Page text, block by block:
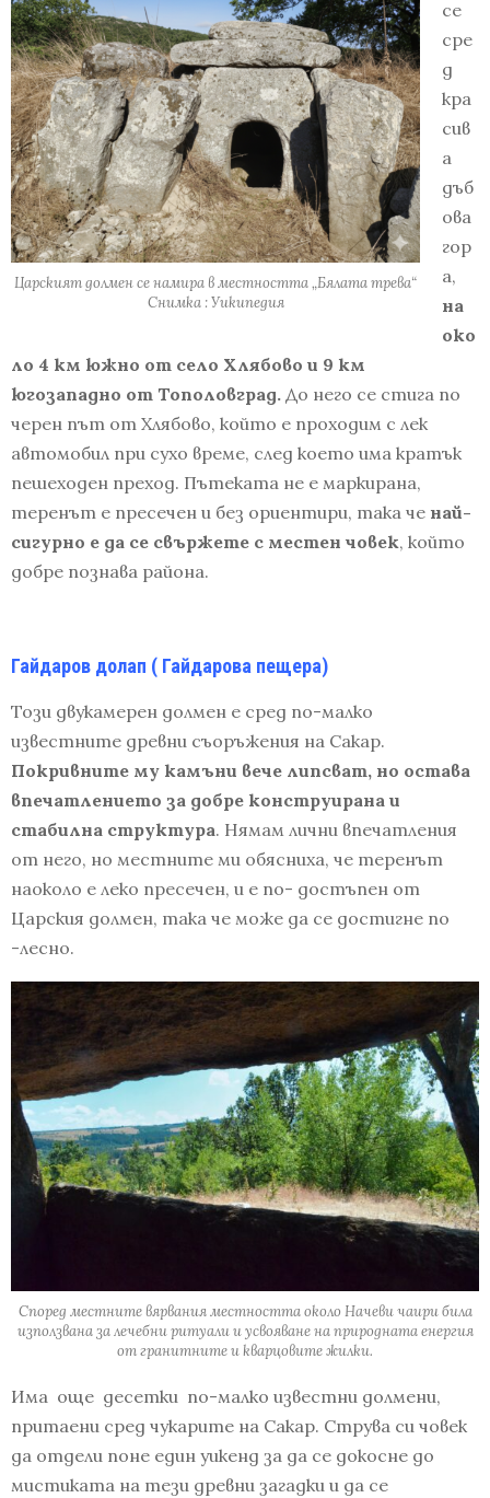
Царският долмен се намира в местността „Бялата трева“
Снимка : Уикипедия
се
сре
д
кра
сив
а
дъб
ова
гор
а,
на
око
ло 4 км южно от село Хлябово и 9 км
югозападно от Тополовград. До него се стига по
черен път от Хлябово, който е проходим с лек
автомобил при сухо време, след което има кратък
пешеходен преход. Пътеката не е маркирана,
теренът е пресечен и без ориентири, така че най-
сигурно е да се свържете с местен човек, който
добре познава района.
Гайдаров долап ( Гайдарова пещера)
Този двукамерен долмен е сред по-малко
известните древни съоръжения на Сакар.
Покривните му камъни вече липсват, но остава
впечатлението за добре конструирана и
стабилна структура. Нямам лични впечатления
от него, но местните ми обясниха, че теренът
наоколо е леко пресечен, и е по- достъпен от
Царския долмен, така че може да се достигне по
-лесно.
Според местните вярвания местността около Начеви чаири била
използвана за лечебни ритуали и усвояване на природната енергия
от гранитните и кварцовите жилки.
Има още десетки по-малко известни долмени,
притаени сред чукарите на Сакар. Струва си човек
да отдели поне един уикенд за да се докосне до
мистиката на тези древни загадки и да се